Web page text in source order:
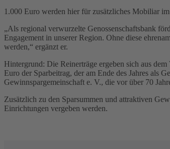
1.000 Euro werden hier für zusätzliches Mobiliar
„Als regional verwurzelte Genossenschaftsbank
Engagement in unserer Region. Ohne diese
werden,“ ergänzt er.
Hintergrund: Die Reinerträge ergeben sich aus
Euro der Sparbeitrag, der am Ende des Jahres als
Gewinnspargemeinschaft e. V., die vor über 70
Zusätzlich zu den Sparsummen und attraktiven
Einrichtungen vergeben werden.